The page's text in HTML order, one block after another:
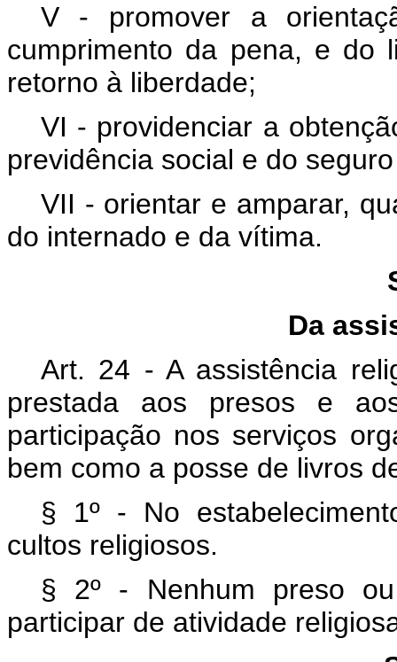
V - promover a
cumprimento da pena, e do
retorno à liberdade;
VI - providenciar a
previdência social e do
VII - orientar e amparar,
do internado e da vítima.
Da
Art. 24 - A assistência
prestada aos presos e
participação nos serviços
bem como a posse de livros
§ 1º - No
cultos religiosos.
§ 2º - Nenhum preso
participar de atividade